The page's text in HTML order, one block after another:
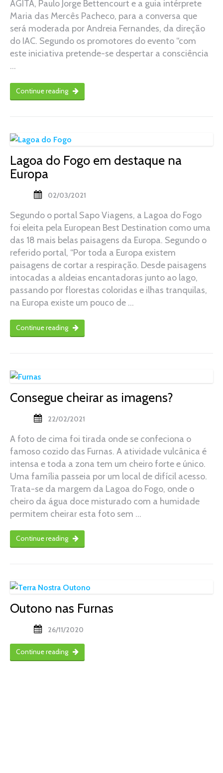
AGITA, Paulo Jorge Bettencourt e a guia intérprete
Maria das Mercês Pacheco, para a conversa que
será moderada por Andreia Fernandes, da direção
do IAC. Segundo os promotores do evento “com
este iniciativa pretende-se despertar a consciência
…
Continue reading
Lagoa do Fogo em destaque na
Europa
02/03/2021
Segundo o portal Sapo Viagens, a Lagoa do Fogo
foi eleita pela European Best Destination como uma
das 18 mais belas paisagens da Europa. Segundo o
referido portal, “Por toda a Europa existem
paisagens de cortar a respiração. Desde paisagens
intocadas a aldeias encantadoras junto ao lago,
passando por florestas coloridas e ilhas tranquilas,
na Europa existe um pouco de …
Continue reading
Consegue cheirar as imagens?
22/02/2021
A foto de cima foi tirada onde se confeciona o
famoso cozido das Furnas. A atividade vulcânica é
intensa e toda a zona tem um cheiro forte e único.
Uma família passeia por um local de difícil acesso.
Trata-se da margem da Lagoa do Fogo, onde o
cheiro da água doce misturado com a humidade
permitem cheirar esta foto sem …
Continue reading
Outono nas Furnas
26/11/2020
Continue reading